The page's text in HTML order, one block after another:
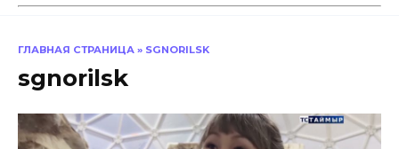
ГЛАВНАЯ СТРАНИЦА » SGNORILSK
sgnorilsk